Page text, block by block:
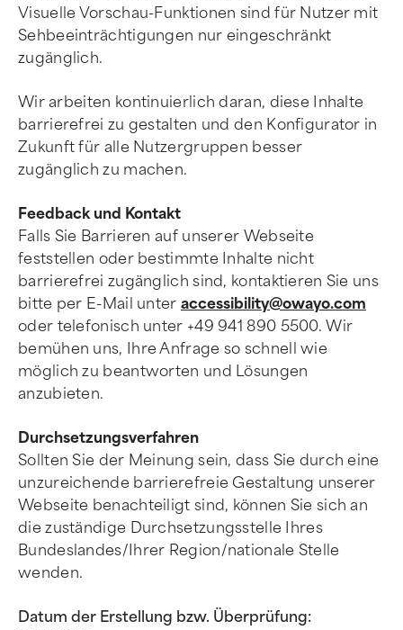
Visuelle Vorschau-Funktionen sind für Nutzer mit
Sehbeeinträchtigungen nur eingeschränkt
zugänglich.
Wir arbeiten kontinuierlich daran, diese Inhalte
barrierefrei zu gestalten und den Konfigurator in
Zukunft für alle Nutzergruppen besser
zugänglich zu machen.
Feedback und Kontakt
Falls Sie Barrieren auf unserer Webseite
feststellen oder bestimmte Inhalte nicht
barrierefrei zugänglich sind, kontaktieren Sie uns
bitte per E-Mail unter accessibility@owayo.com
oder telefonisch unter +49 941 890 5500. Wir
bemühen uns, Ihre Anfrage so schnell wie
möglich zu beantworten und Lösungen
anzubieten.
Durchsetzungsverfahren
Sollten Sie der Meinung sein, dass Sie durch eine
unzureichende barrierefreie Gestaltung unserer
Webseite benachteiligt sind, können Sie sich an
die zuständige Durchsetzungsstelle Ihres
Bundeslandes/Ihrer Region/nationale Stelle
wenden.
Datum der Erstellung bzw. Überprüfung: